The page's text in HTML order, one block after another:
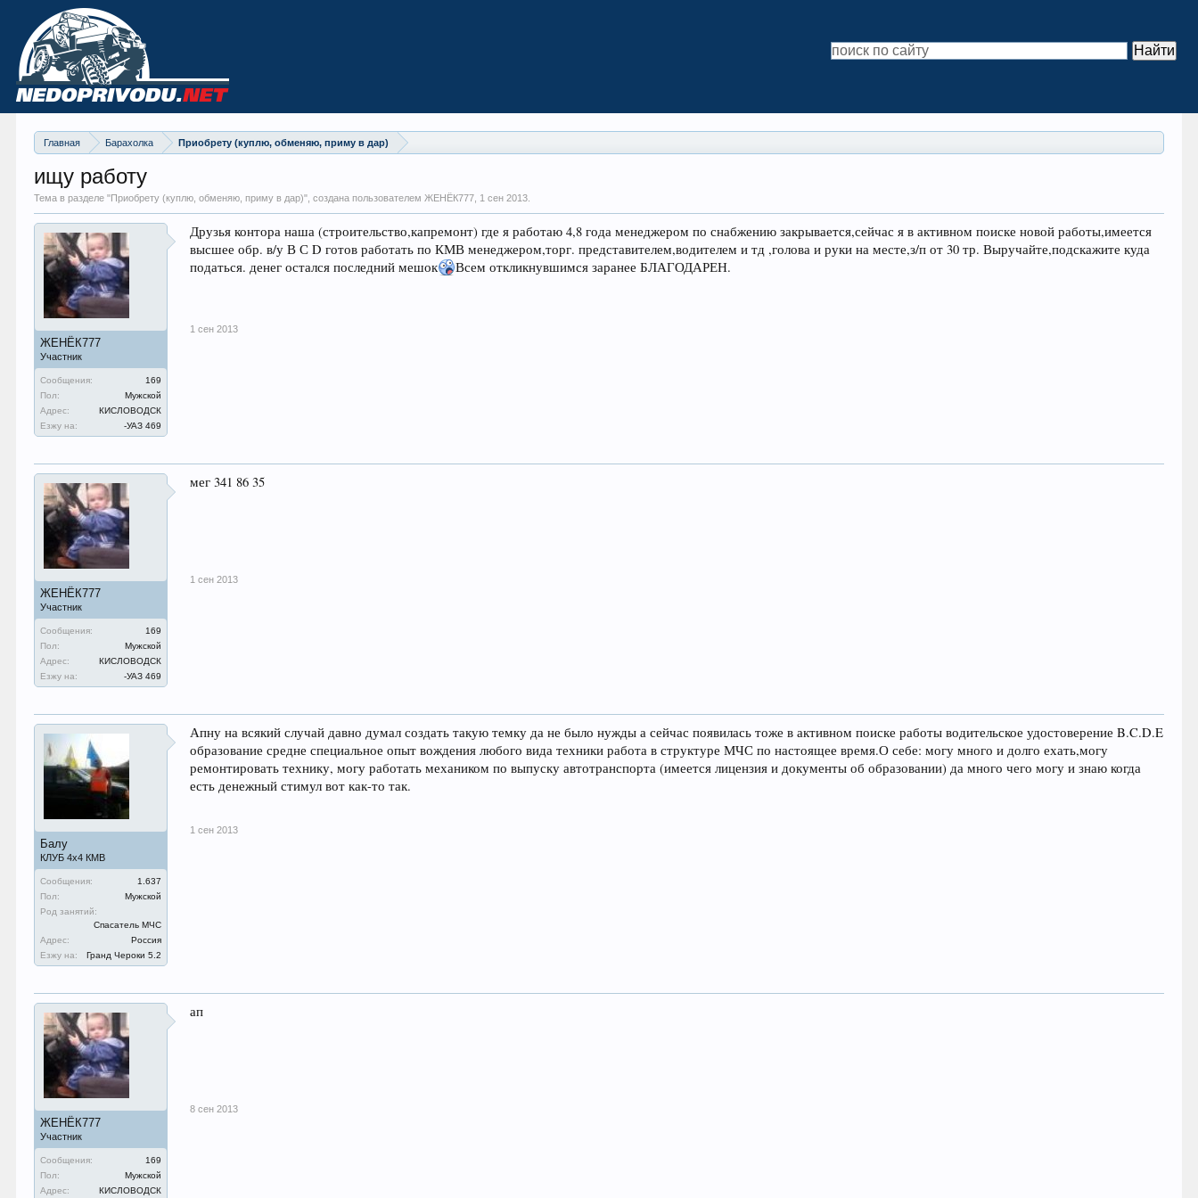
Главная Барахолка Приобрету (куплю, обменяю, приму в дар)
ищу работу
Тема в разделе "Приобрету (куплю, обменяю, приму в дар)", создана пользователем ЖЕНЁК777, 1 сен 2013
ЖЕНЁК777
Участник
Сообщения:
169
Пол:
Мужской
Адрес:
КИСЛОВОДСК
Езжу на:
-УАЗ 469
Друзья контора наша (строительство,капремонт) где я работаю 4,8 года менеджером по снабжению закрывается,сейчас я в активном поиске новой работы,имеется
высшее обр. в/у В С D готов работать по КМВ менеджером,торг. представителем,водителем и тд ,голова и руки на месте,з/п от 30 тр. Выручайте,подскажите куда
податься. денег остался последний мешок
Всем откликнувшимся заранее БЛАГОДАРЕН.
1 сен 2013
ЖЕНЁК777
Участник
Сообщения:
169
Пол:
Мужской
Адрес:
КИСЛОВОДСК
Езжу на:
-УАЗ 469
мег 341 86 35
1 сен 2013
Балу
КЛУБ 4х4 КМВ
Сообщения:
1.637
Пол:
Мужской
Род занятий:
Спасатель МЧС
Адрес:
Россия
Езжу на:
Гранд Чероки 5.2
Апну на всякий случай давно думал создать такую темку да не было нужды а сейчас появилась тоже в активном поиске работы водительское удостоверение B.C.D.E
образование средне специальное опыт вождения любого вида техники работа в структуре МЧС по настоящее время.О себе: могу много и долго ехать,могу
ремонтировать технику, могу работать механиком по выпуску автотранспорта (имеется лицензия и документы об образовании) да много чего могу и знаю когда
есть денежный стимул вот как-то так.
1 сен 2013
ЖЕНЁК777
Участник
Сообщения:
169
Пол:
Мужской
Адрес:
КИСЛОВОДСК
ап
8 сен 2013